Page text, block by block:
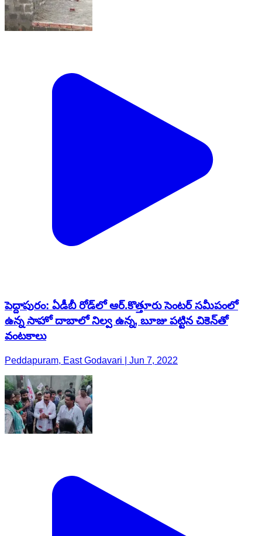
పెద్దాపురం: ఏడీబీ రోడ్‌లో ఆర్.కొత్తూరు సెంటర్ సమీపంలో
ఉన్న సాహో దాబాలో నిల్వ ఉన్న, బూజు పట్టిన చికెన్‌తో
వంటకాలు
Peddapuram, East Godavari | Jun 7, 2022